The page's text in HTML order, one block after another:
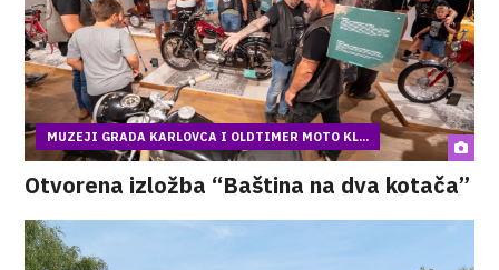
MUZEJI GRADA KARLOVCA I OLDTIMER MOTO KL...
Otvorena izložba “Baština na dva kotača”